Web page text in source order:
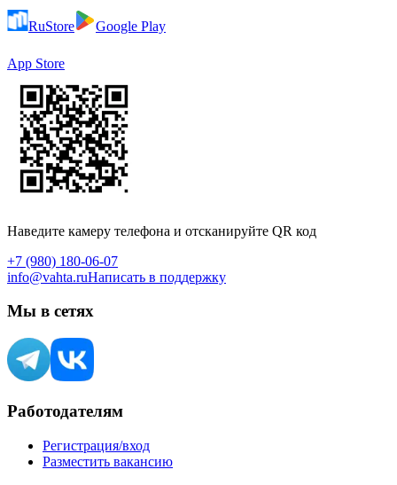
RuStore Google Play
App Store
Наведите камеру телефона и отсканируйте QR код
+7 (980) 180-06-07
info@vahta.ruНаписать в поддержку
Мы в сетях
Работодателям
Регистрация/вход
Разместить вакансию